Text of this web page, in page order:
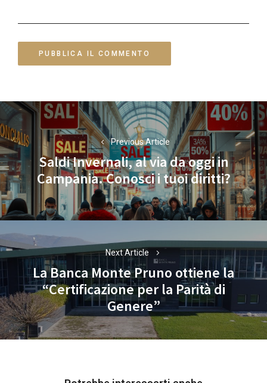
Navigazione
articoli
Previous Article
Previous
post:
Saldi Invernali, al via da oggi in
Campania. Conosci i tuoi diritti?
Next Article
Next
post:
La Banca Monte Pruno ottiene la
“Certificazione per la Parità di
Genere”